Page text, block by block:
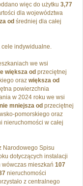
więc do użytku 3,77
dla województwa
od średniej dla całej
cele indywidualne.
we wsi
większa od przeciętnej
oraz większa od
powierzchnia
w 2024 roku we wsi
mniejsza od przeciętnej
pomorskiego oraz
nieruchomości w całej
Narodowego Spisu
dotyczących instalacji
wówczas mieszkań 107
nieruchomości
z centralnego